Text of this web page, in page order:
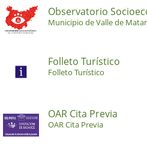
Observatorio
Municipio de Valle de
Folleto Turístico
Folleto Turístico
OAR Cita Previa
OAR Cita Previa